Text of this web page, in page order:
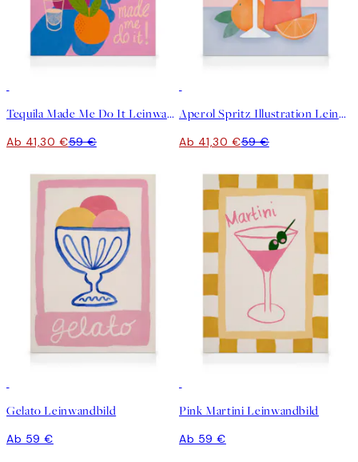
Tequila Made Me Do It Leinwandbild
Ab 41,30 €59 €
Aperol Spritz Illustration Leinwandbild
Ab 41,30 €59 €
Gelato Leinwandbild
Ab 59 €
Pink Martini Leinwandbild
Ab 59 €